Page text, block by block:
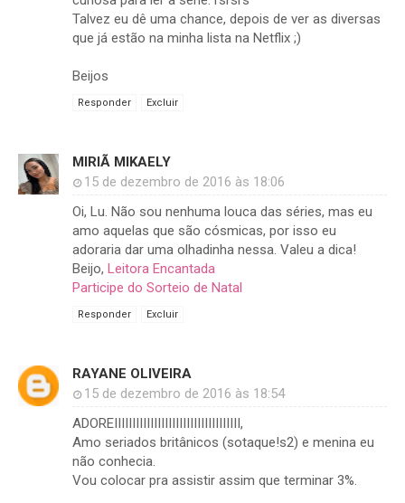
Talvez eu dê uma chance, depois de ver as diversas
que já estão na minha lista na Netflix ;)
Beijos
Responder Excluir
MIRIÃ MIKAELY
15 de dezembro de 2016 às 18:06
Oi, Lu. Não sou nenhuma louca das séries, mas eu
amo aquelas que são cósmicas, por isso eu
adoraria dar uma olhadinha nessa. Valeu a dica!
Beijo, Leitora Encantada
Participe do Sorteio de Natal
Responder Excluir
RAYANE OLIVEIRA
15 de dezembro de 2016 às 18:54
ADOREIIIIIIIIIIIIIIIIIIIIIIIIIIIIIIIIIII,
Amo seriados britânicos (sotaque!s2) e menina eu
não conhecia.
Vou colocar pra assistir assim que terminar 3%.